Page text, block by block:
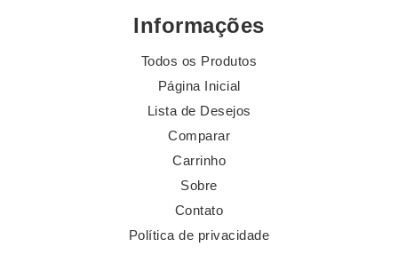
Informações
Todos os Produtos
Página Inicial
Lista de Desejos
Comparar
Carrinho
Sobre
Contato
Política de privacidade